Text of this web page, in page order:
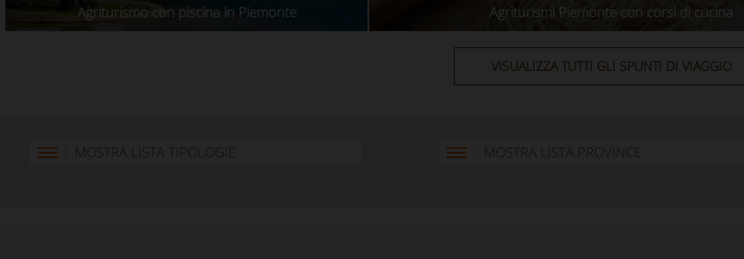
Agriturismo con piscina in Piemonte Agriturismi Piemonte con corsi di cucina
VISUALIZZA TUTTI GLI SPUNTI DI VIAGGIO
MOSTRA LISTA TIPOLOGIE MOSTRA LISTA PROVINCE